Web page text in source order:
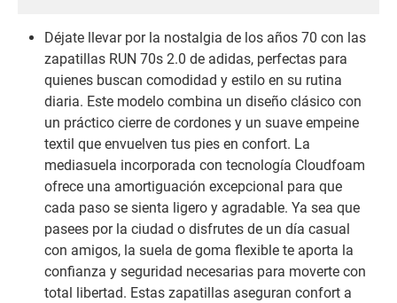
Déjate llevar por la nostalgia de los años 70 con las
zapatillas RUN 70s 2.0 de adidas, perfectas para
quienes buscan comodidad y estilo en su rutina
diaria. Este modelo combina un diseño clásico con
un práctico cierre de cordones y un suave empeine
textil que envuelven tus pies en confort. La
mediasuela incorporada con tecnología Cloudfoam
ofrece una amortiguación excepcional para que
cada paso se sienta ligero y agradable. Ya sea que
pasees por la ciudad o disfrutes de un día casual
con amigos, la suela de goma flexible te aporta la
confianza y seguridad necesarias para moverte con
total libertad. Estas zapatillas aseguran confort a